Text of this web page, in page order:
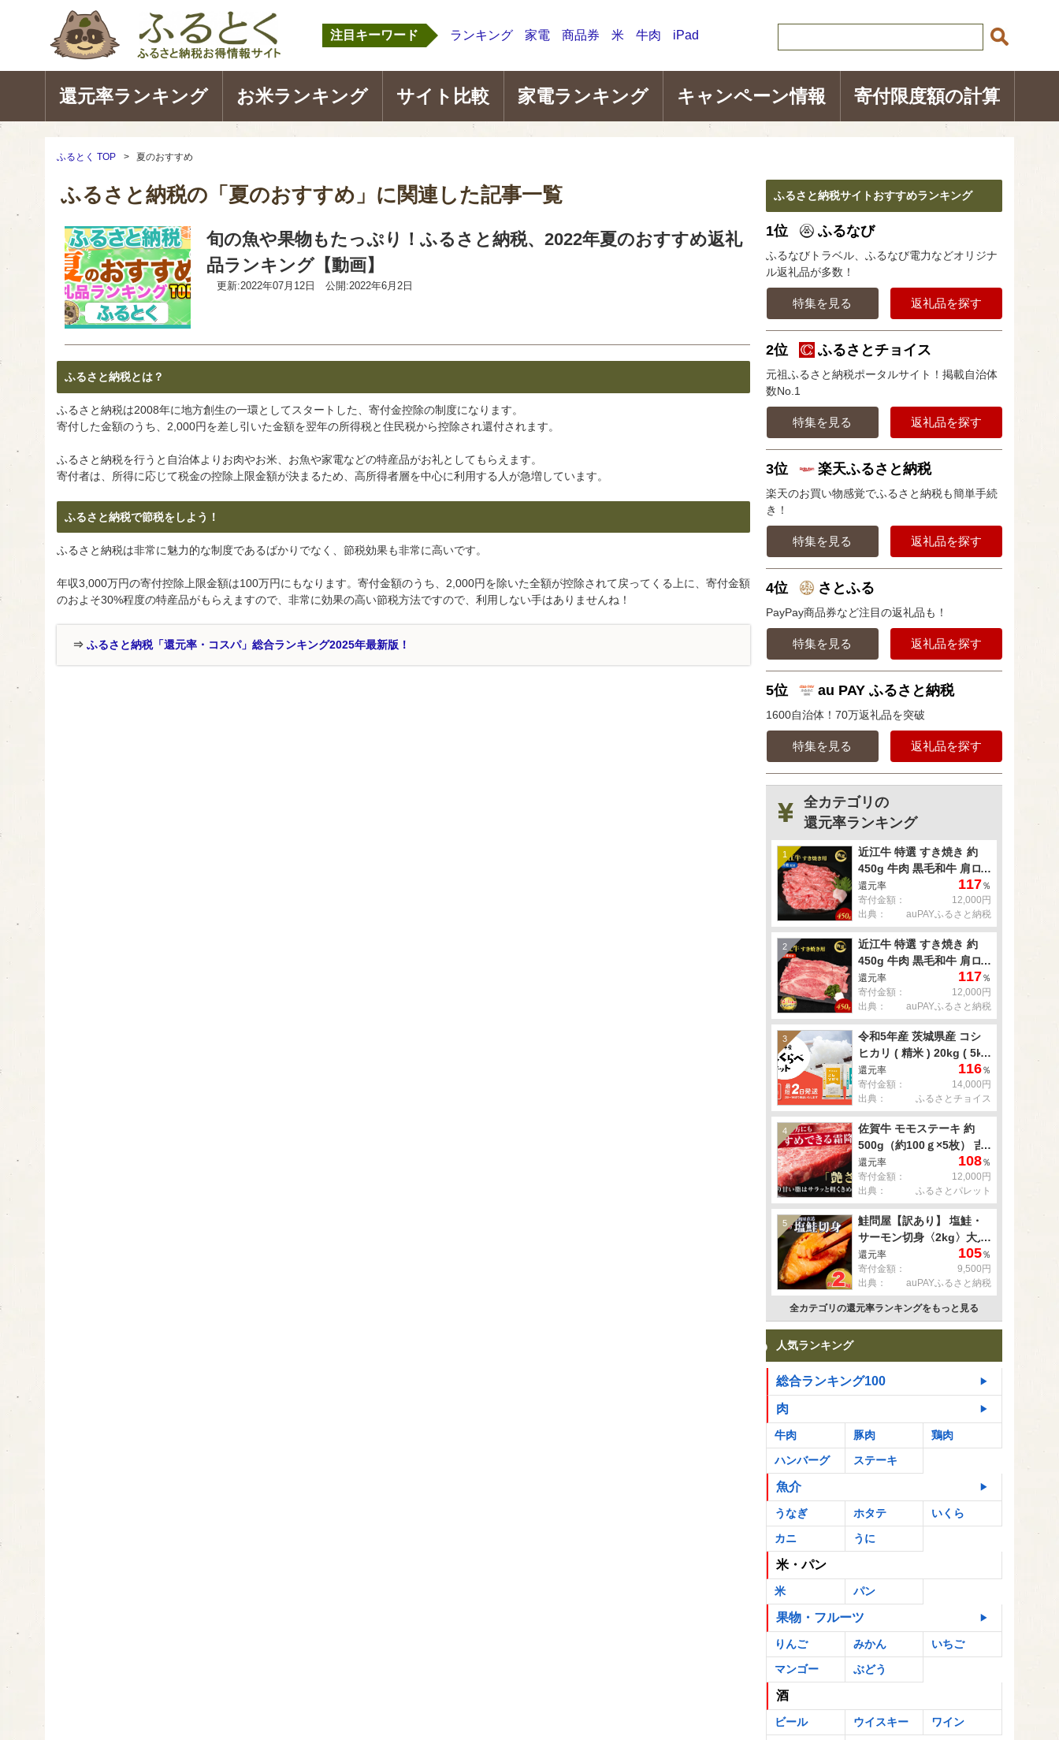
注目キーワード ランキング 家電 商品券 米 牛肉 iPad
還元率ランキング お米ランキング サイト比較 家電ランキング キャンペーン情報 寄付限度額の計算
ふるとく TOP 夏のおすすめ
ふるさと納税の「夏のおすすめ」に関連した記事一覧
旬の魚や果物もたっぷり！ふるさと納税、2022年夏のおすすめ返礼
品ランキング【動画】
更新:2022年07月12日 公開:2022年6月2日
ふるさと納税とは？
ふるさと納税は2008年に地方創生の一環としてスタートした、寄付金控除の制度になります。
寄付した金額のうち、2,000円を差し引いた金額を翌年の所得税と住民税から控除され還付されます。
ふるさと納税を行うと自治体よりお肉やお米、お魚や家電などの特産品がお礼としてもらえます。
寄付者は、所得に応じて税金の控除上限金額が決まるため、高所得者層を中心に利用する人が急増しています。
ふるさと納税で節税をしよう！
ふるさと納税は非常に魅力的な制度であるばかりでなく、節税効果も非常に高いです。
年収3,000万円の寄付控除上限金額は100万円にもなります。寄付金額のうち、2,000円を除いた全額が控除されて戻ってくる上に、寄付金額
のおよそ30%程度の特産品がもらえますので、非常に効果の高い節税方法ですので、利用しない手はありませんね！
⇒ ふるさと納税「還元率・コスパ」総合ランキング2025年最新版！
ふるさと納税サイトおすすめランキング
1位 ふるなび
ふるなびトラベル、ふるなび電力などオリジナ
ル返礼品が多数！
特集を見る 返礼品を探す
2位 ふるさとチョイス
元祖ふるさと納税ポータルサイト！掲載自治体
数No.1
特集を見る 返礼品を探す
3位 楽天ふるさと納税
楽天のお買い物感覚でふるさと納税も簡単手続
き！
特集を見る 返礼品を探す
4位 さとふる
PayPay商品券など注目の返礼品も！
特集を見る 返礼品を探す
5位 au PAY ふるさと納税
1600自治体！70万返礼品を突破
特集を見る 返礼品を探す
全カテゴリの
還元率ランキング
1
近江牛 特選 すき焼き 約
450g 牛肉 黒毛和牛 肩ロ
ース モモ すきやき すき焼
き肉 すき焼き用 肉 お肉
牛 和牛 納期 最長3カ月 冷
蔵
還元率 117％
寄付金額：
12,000円
出典：
auPAYふるさと納税
2
近江牛 特選 すき焼き 約
450g 牛肉 黒毛和牛 肩ロ
ース モモ すきやき すき焼
き肉 すき焼き用 肉 お肉
牛 和牛 納期 最長3カ月 冷
蔵
還元率 117％
寄付金額：
12,000円
出典：
auPAYふるさと納税
3
令和5年産 茨城県産 コシ
ヒカリ ( 精米 ) 20kg ( 5kg
× 4袋 )
還元率 116％
寄付金額：
14,000円
出典：
ふるさとチョイス
4
佐賀牛 モモステーキ 約
500g（約100ｇ×5枚） 吉
野ヶ里町 [FDB057]
還元率 108％
寄付金額：
12,000円
出典：
ふるさとパレット
5
鮭問屋【訳あり】 塩鮭・
サーモン切身〈2kg〉大人
気 鮭 切り身 家計応援 不
揃い 鮭問屋直送
【MS03】
還元率 105％
寄付金額：
9,500円
出典：
auPAYふるさと納税
全カテゴリの還元率ランキングをもっと見る
人気ランキング
総合ランキング100
肉
牛肉 豚肉
鶏肉
ハンバーグ
ステーキ
魚介
うなぎ ホタテ
いくら
カニ
うに
米・パン
米 パン
果物・フルーツ
りんご みかん
いちご
マンゴー
ぶどう
酒
ビール ウイスキー
ワイン